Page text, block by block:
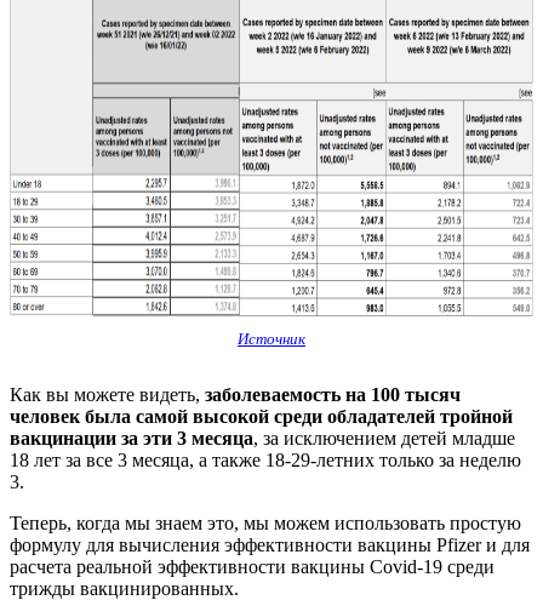
Источник
Как вы можете видеть, заболеваемость на 100 тысяч
человек была самой высокой среди обладателей тройной
вакцинации за эти 3 месяца, за исключением детей младше
18 лет за все 3 месяца, а также 18-29-летних только за неделю
3.
Теперь, когда мы знаем это, мы можем использовать простую
формулу для вычисления эффективности вакцины Pfizer и для
расчета реальной эффективности вакцины Covid-19 среди
трижды вакцинированных.